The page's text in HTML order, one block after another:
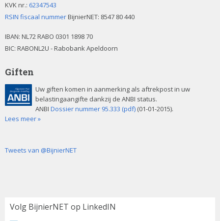
KVK nr.: 62347543
RSIN fiscaal nummerBijnierNET: 8547 80 440
IBAN: NL72 RABO 0301 1898 70
BIC: RABONL2U - Rabobank Apeldoorn
Giften
Uw giften komen in aanmerking als aftrekpost in uw
belastingaangifte dankzij de ANBI status.
ANBI Dossier nummer 95.333 (pdf) (01-01-2015).
Lees meer »
Tweets van @BijnierNET
Volg BijnierNET op LinkedIN